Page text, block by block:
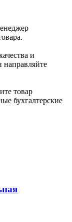
и
товар
бухгалтерские